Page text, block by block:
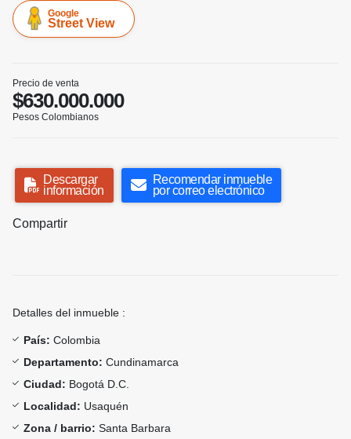
Google
Street View
Precio de venta
$630.000.000
Pesos Colombianos
Descargar
información
Recomendar inmueble
por correo electrónico
Compartir
Detalles del inmueble :
País: Colombia
Departamento: Cundinamarca
Ciudad: Bogotá D.C.
Localidad: Usaquén
Zona / barrio: Santa Barbara